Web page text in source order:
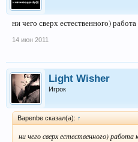
ни чего сверх естественного)
14 июн 2011
Light Wisher
Игрок
Bapenbe сказал(а): ↑
ни чего сверх естественного)